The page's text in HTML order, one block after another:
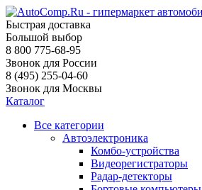
Быстрая доставка
Большой выбор
8 800 775-68-95
Звонок для России
8 (495) 255-04-60
Звонок для Москвы
Каталог
Все категории
Автоэлектроника
Комбо-устройства
Видеорегистраторы
Радар-детекторы